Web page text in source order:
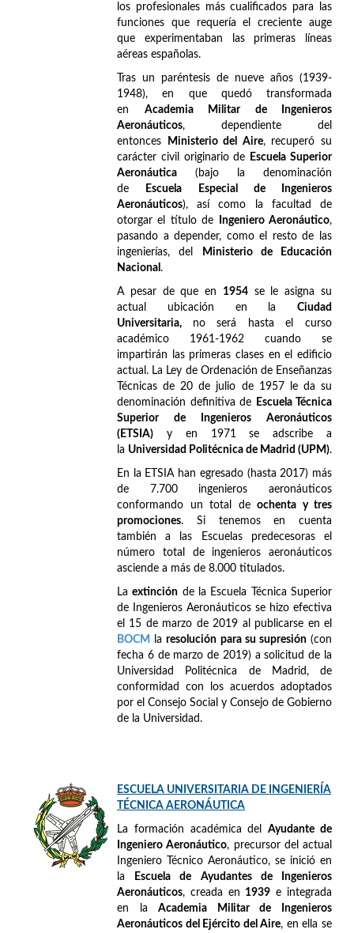
los profesionales más cualificados para las
funciones que requería el creciente auge
que experimentaban las primeras líneas
aéreas españolas.
Tras un paréntesis de nueve años (1939-
1948), en que quedó transformada
en Academia Militar de Ingenieros
Aeronáuticos, dependiente del
entonces
Ministerio del Aire, recuperó su
carácter civil originario de
Escuela Superior
Aeronáutica (bajo la denominación
de
Escuela Especial de Ingenieros
Aeronáuticos), así como la facultad de
otorgar el título de
Ingeniero Aeronáutico,
pasando a depender, como el resto de las
ingenierías, del
Ministerio de Educación
Nacional .
A pesar de que en 1954se le asigna su
actual ubicación en la Ciudad
Universitaria, no será hasta el curso
académico 1961-1962 cuando se
impartirán las primeras clases en el edificio
actual. La Ley de Ordenación de Enseñanzas
Técnicas de 20 de julio de 1957 le da su
denominación definitiva de
Escuela Técnica
Superior de Ingenieros Aeronáuticos
(ETSIA) y en 1971 se adscribe a
la Universidad Politécnica de Madrid (UPM).
En la ETSIA han egresado (hasta 2017) más
de 7.700 ingenieros aeronáuticos
conformando un total de ochenta y tres
promociones. Si tenemos en cuenta
también a las Escuelas predecesoras el
número total de ingenieros aeronáuticos
asciende a más de 8.000 titulados.
Laextinción de la Escuela Técnica Superior
de Ingenieros Aeronáuticos se hizo efectiva
el 15 de marzo de 2019 al publicarse en el
BOCM
laresolución para su supresión(con
fecha 6 de marzo de 2019) a solicitud de la
Universidad Politécnica de Madrid, de
conformidad con los acuerdos adoptados
por el Consejo Social y Consejo de Gobierno
de la Universidad.
ESCUELA UNIVERSITARIA DE INGENIERÍA
TÉCNICA AERONÁUTICA
La formación académica delAyudante de
Ingeniero Aeronáutico, precursor del actual
Ingeniero Técnico Aeronáutico, se inició en
la
Escuela de Ayudantes de Ingenieros
Aeronáuticos, creada en 1939 e integrada
en laAcademia Militar de Ingenieros
Aeronáuticos del Ejército del Aire, en ella se